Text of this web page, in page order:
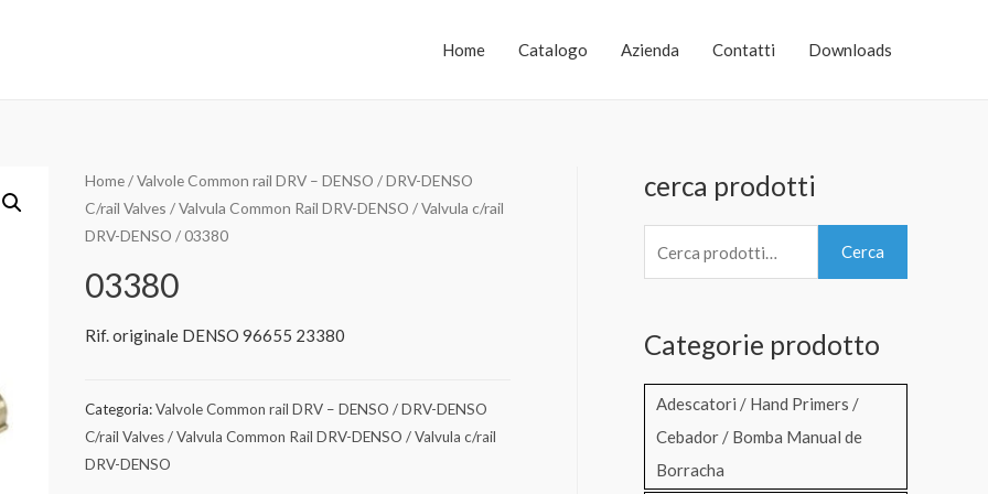
Home Catalogo Azienda Contatti Downloads
Home/Valvole Common rail DRV – DENSO / DRV-DENSO
C/rail Valves / Valvula Common Rail DRV-DENSO / Valvula c/rail
DRV-DENSO / 03380
03380
Rif. originale DENSO 96655 23380
Categoria:Valvole Common rail DRV – DENSO / DRV-DENSO
C/rail Valves / Valvula Common Rail DRV-DENSO / Valvula c/rail
DRV-DENSO
cerca prodotti
e
c
Cerca
Categorie prodotto
Adescatori / Hand Primers /
Cebador / Bomba Manual de
Borracha